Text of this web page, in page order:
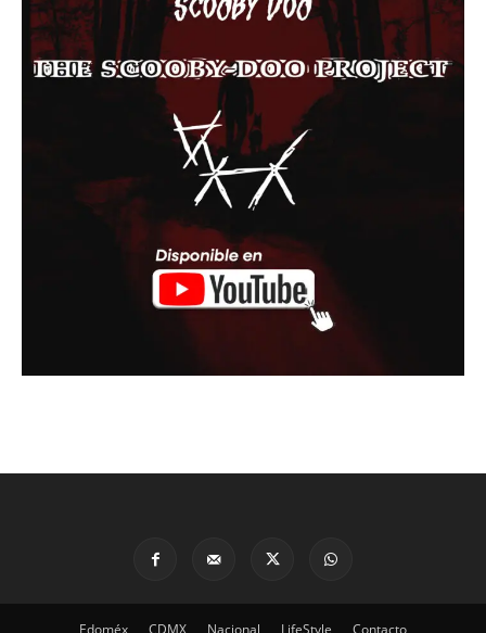
Edoméx CDMX Nacional LifeStyle Contacto